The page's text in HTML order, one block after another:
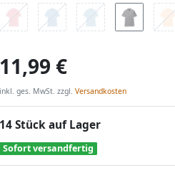
11,99 €
inkl. ges. MwSt. zzgl. Versandkosten
14 Stück auf Lager
Sofort versandfertig